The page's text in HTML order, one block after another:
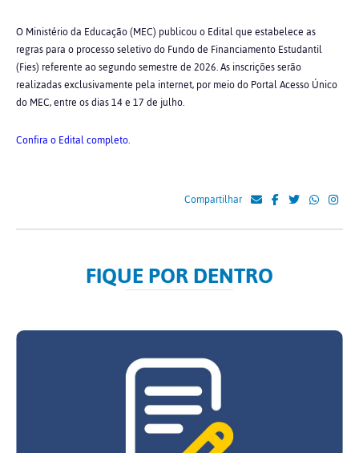
O Ministério da Educação (MEC) publicou o Edital que estabelece as
regras para o processo seletivo do Fundo de Financiamento Estudantil
(Fies) referente ao segundo semestre de 2026. As inscrições serão
realizadas exclusivamente pela internet, por meio do Portal Acesso Único
do MEC, entre os dias 14 e 17 de julho.
Confira o Edital completo.
Compartilhar
FIQUE POR DENTRO